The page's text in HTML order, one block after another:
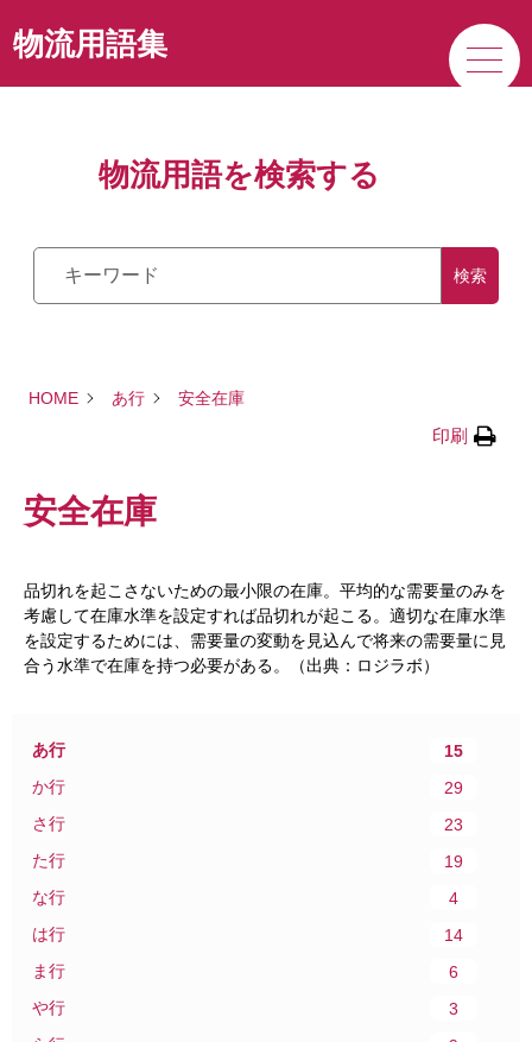
サービス
物流用語集
物流用語を検索する
検索
あ行
15
か行
29
さ行
23
た行
19
な行
4
は行
14
ま行
6
や行
3
HOME あ行 安全在庫
印刷
安全在庫
品切れを起こさないための最小限の在庫。平均的な需要量のみを
考慮して在庫水準を設定すれば品切れが起こる。適切な在庫水準
を設定するためには、需要量の変動を見込んで将来の需要量に見
合う水準で在庫を持つ必要がある。（出典：ロジラボ）